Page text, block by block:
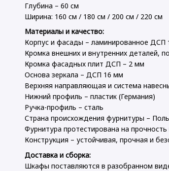
Глубина – 60 см
Ширина: 160 см / 180 см / 200 см / 220 см
Материалы и качество:
Корпус и фасады – ламинированное
Кромка внешних и внутренних деталей,
Кромка фасадных плит ДСП – 2 мм
Основа зеркала – ДСП 16 мм
Верхняя направляющая и система
Нижний профиль – пластик (Германия)
Ручка-профиль – сталь
Страна происхождения фурнитуры –
Фурнитура протестирована на прочность
Конструкция – устойчивая, прочная и
Доставка и сборка:
Шкафы поставляются в разобранном